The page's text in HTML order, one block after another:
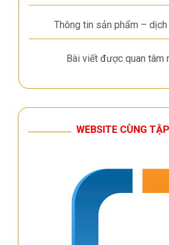
Thông tin sản phẩm –
Bài viết được quan tâm
WEBSITE CÙNG